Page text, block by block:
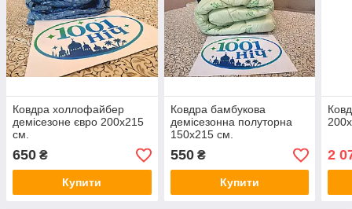
Ковдра холлофайбер
демісезоне євро 200х215
см.
650 ₴
Купити
Ковдра бамбукова
демісезонна полуторна
150х215 см.
550₴
Купити
2